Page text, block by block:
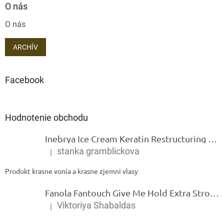
O nás
O nás
ARCHÍV
Facebook
Hodnotenie obchodu
Hodnotenie produktu je 5 z 5 hviezdičiek.
| stanka gramblickova
Produkt krasne vonia a krasne zjemni vlasy
Hodnotenie produktu je 5 z 5 hviezdičiek.
| Viktoriya Shabaldas